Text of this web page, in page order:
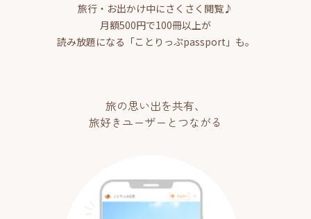
旅行・お出かけ中にさくさく閲覧♪
月額500円で100冊以上が
読み放題になる「ことりっぷpassport」も。
旅の思い出を共有、
旅好きユーザーとつながる